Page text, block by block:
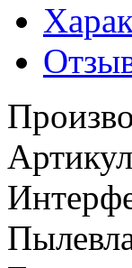
Артикул